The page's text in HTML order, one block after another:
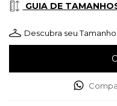
GUIA DE
Descubra seu Tamanho